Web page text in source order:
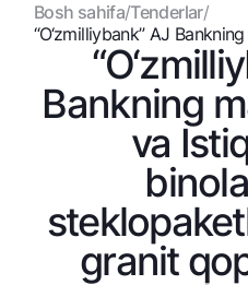
Shaxsiy kabinet
Jismoniy shaxslarga
Kreditlar
Ipoteka
Ta’lim krеditi
Overdraft
National Green
Omonatlar
Hamma uchun
Vozmojno vse
Talab qilib olinguncha
Bepul
Premial
Sayohatchiga
Pul oʻtkazmalari
Valyutalar kursi
Bosh sahifa/Tenderlar/
“O‘zmilliybank” AJ
Bankning
va
granit